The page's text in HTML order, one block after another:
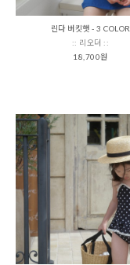
린다 버킷햇 - 3 COLOR
:: 리오더 ::
18,700원